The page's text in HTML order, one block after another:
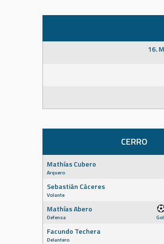
16.
CERRO
Mathías Cubero
Arquero
Sebastián Cáceres
Volante
Mathías Abero
Defensa
Facundo Techera
Delantero